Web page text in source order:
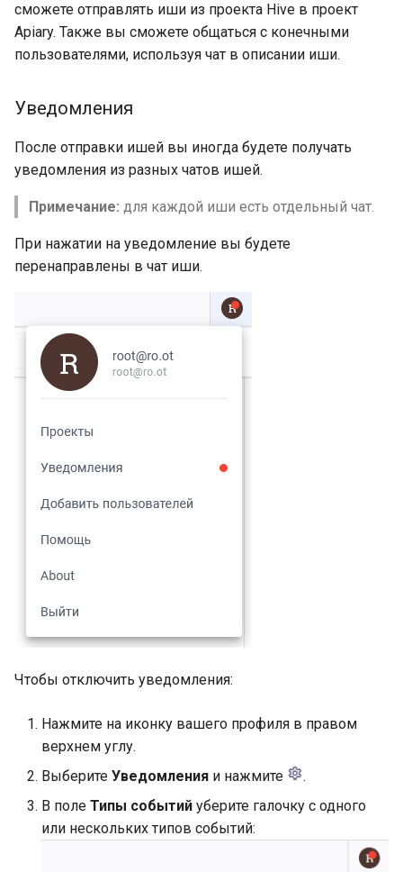
сможете отправлять иши из проекта Hive в проект
Apiary. Также вы сможете общаться с конечными
пользователями, используя чат в описании иши.
Уведомления
После отправки ишей вы иногда будете получать
уведомления из разных чатов ишей.
Примечание: для каждой иши есть отдельный чат.
При нажатии на уведомление вы будете
перенаправлены в чат иши.
Чтобы отключить уведомления:
Нажмите на иконку вашего профиля в правом
верхнем углу.
Выберите Уведомления и нажмите
.
В поле Типы событий уберите галочку с одного
или нескольких типов событий: